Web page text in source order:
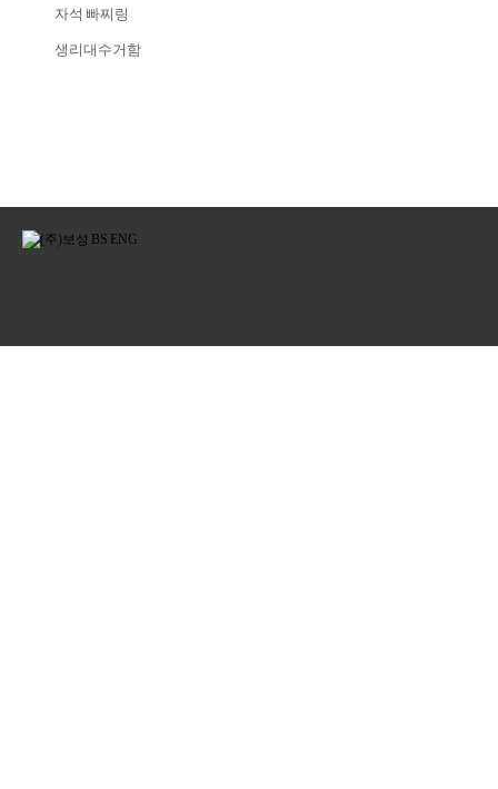
자석 빠찌링
생리대수거함